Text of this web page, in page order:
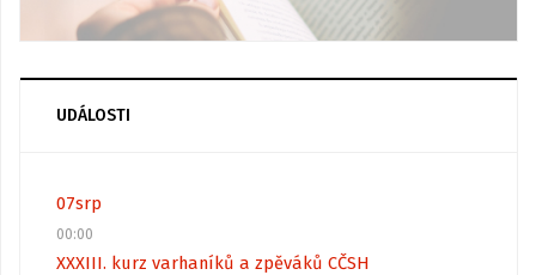
UDÁLOSTI
07srp
00:00
XXXIII. kurz varhaníků a zpěváků CČSH